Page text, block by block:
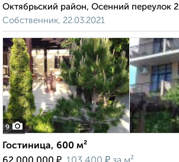
Октябрьский район, Осенний переулок 2
Собственник, 22.03.2021
9
Гостиница, 600 м²